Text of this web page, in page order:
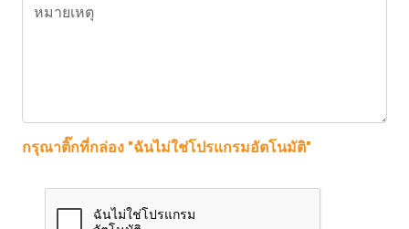
หมายเหตุ
กรุณาติ๊กที่กล่อง "ฉันไม่ใช่โปรแกรมอัตโนมัติ"